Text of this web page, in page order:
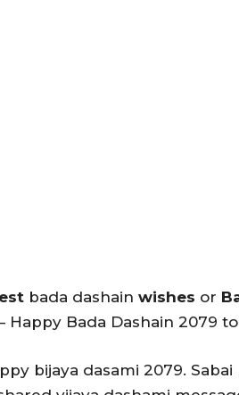
bada dashain wishes or
Happy Bada Dashain 2079
bijaya dasami 2079. Sabai